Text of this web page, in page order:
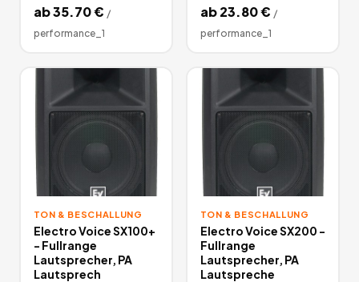
ab35.70€ /
performance_1
ab23.80€ /
performance_1
TON & BESCHALLUNG
Electro Voice SX100+
- Fullrange
Lautsprecher, PA
Lautsprech
TON & BESCHALLUNG
Electro Voice SX200 -
Fullrange
Lautsprecher, PA
Lautspreche